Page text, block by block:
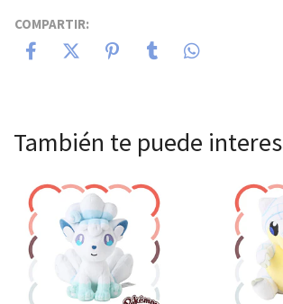
COMPARTIR:
También te puede